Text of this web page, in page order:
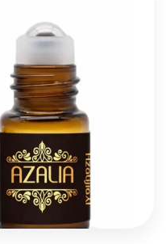
€5.00.€4.00.